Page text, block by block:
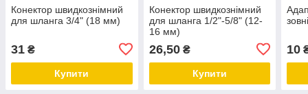
Конектор швидкознімний
для шланга 3/4" (18 мм)
31 ₴
Купити
Конектор швидкознімний
для шланга 1/2"-5/8" (12-
16 мм)
26,50₴
Купити
10